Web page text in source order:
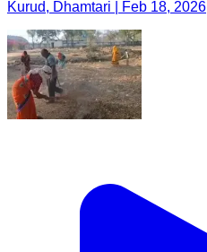
Kurud, Dhamtari | Feb 18, 2026